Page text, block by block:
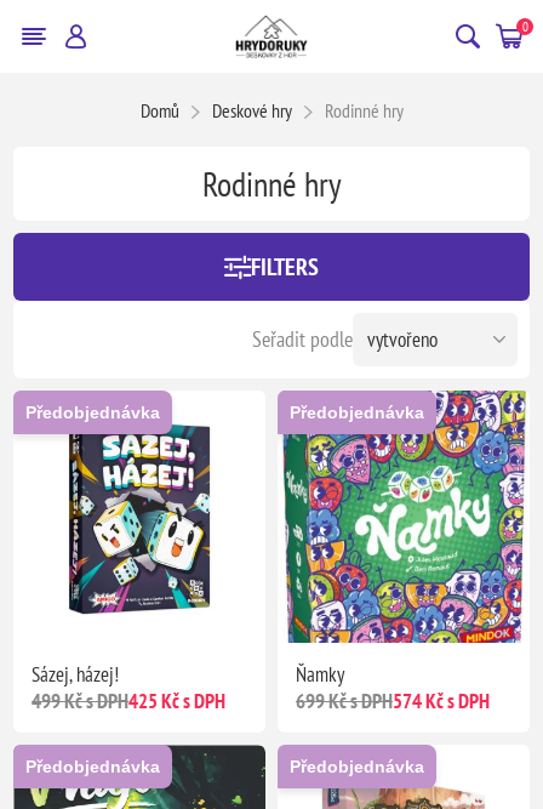
0
Domů Deskové hry Rodinné hry
Rodinné hry
FILTERS
Seřadit podle
Předobjednávka
Sázej, házej!
499 Kč s DPH425 Kč s DPH
Předobjednávka
Ňamky
699 Kč s DPH574 Kč s DPH
Předobjednávka Předobjednávka